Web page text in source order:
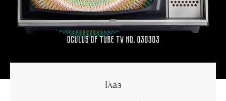
Глаз